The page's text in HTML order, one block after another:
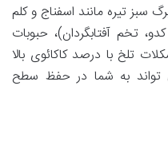
سبز تیره مانند اسفناج و کلم
تخم آفتابگردان)، حبوبات
تلخ با درصد کاکائوی بالا
به شما در حفظ سطح